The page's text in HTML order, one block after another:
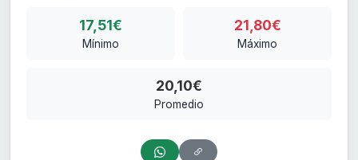
17,51€
Mínimo
21,80€
Máximo
20,10€
Promedio